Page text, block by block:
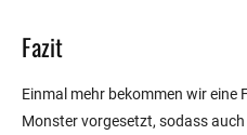
Fazit
Einmal mehr bekommen wir eine
Monster vorgesetzt, sodass